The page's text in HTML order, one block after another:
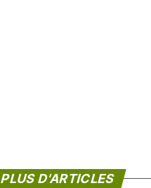
PLUS D'ARTICLES